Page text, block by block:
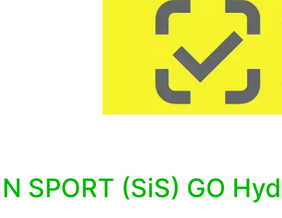
SPORT (SiS) GO